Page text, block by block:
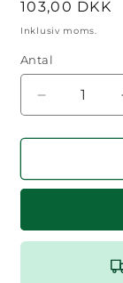
Normalpris
103,00 DKK
Inklusiv moms.
Antal
Antal
Reducer
antallet
for